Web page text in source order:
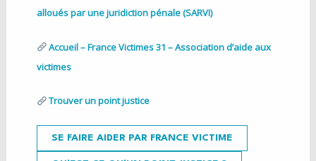
alloués par une juridiction pénale (SARVI)
Accueil – France Victimes 31 – Association d’aide aux
victimes
Trouver un point justice
SE FAIRE AIDER PAR FRANCE VICTIME